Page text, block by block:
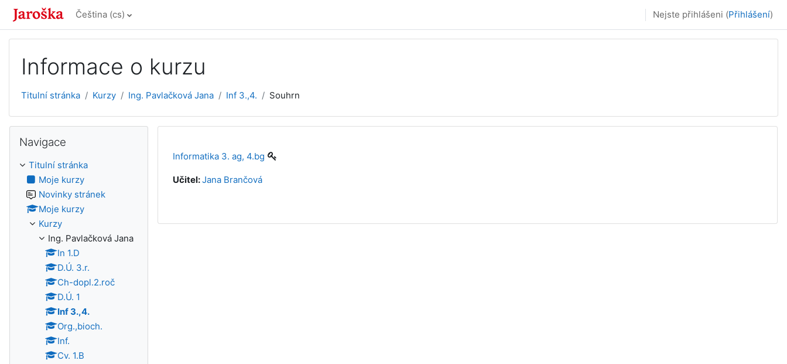
Přejít k hlavnímu obsahu
Čeština ‎(cs)‎ Nejste přihlášeni (Přihlášení)
Informace o kurzu
Titulní stránka Kurzy Ing. Pavlačková Jana Inf 3.,4. Souhrn
Informatika 3. ag, 4.bg
Učitel:Jana Brančová
Navigace
Titulní stránka
Moje kurzy
Novinky stránek
Moje kurzy
Kurzy
Ing. Pavlačková Jana
In 1.D
D.Ú. 3.r.
Ch-dopl.2.roč
D.Ú. 1
Inf 3.,4.
Org.,bioch.
Inf.
Cv. 1.B